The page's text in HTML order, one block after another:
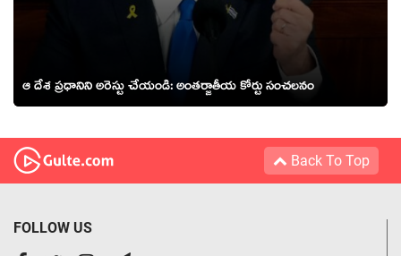
ఆ దేశ ప్ర‌ధానిని అరెస్టు చేయండి: అంత‌ర్జాతీయ కోర్టు సంచ‌ల‌నం
Back To Top
FOLLOW US